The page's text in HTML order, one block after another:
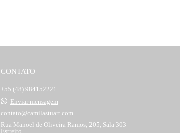
CONTATO
+55 (48) 984152221
Enviar mensagem
contato@camilastuart.com
Rua Manoel de Oliveira Ramos, 205, Sala 303 -
Estreito